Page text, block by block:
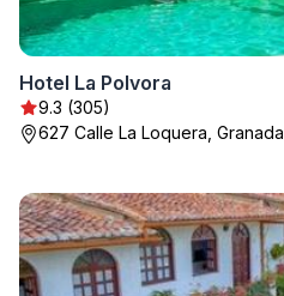
Hotel La Polvora
9.3 (305)
627 Calle La Loquera, Granada